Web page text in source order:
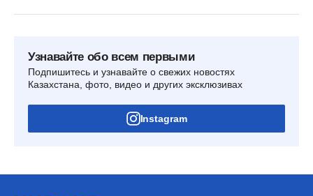
Узнавайте обо всем первыми
Подпишитесь и узнавайте о свежих новостях
Казахстана, фото, видео и других эксклюзивах
Instagram